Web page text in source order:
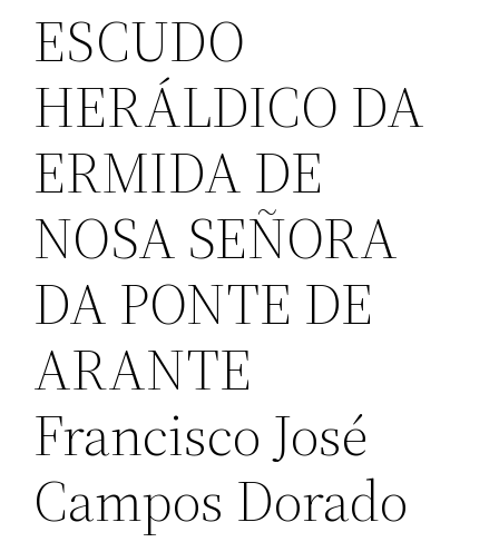
ESCUDO
HERÁLDICO DA
ERMIDA DE
NOSA SEÑORA
DA PONTE DE
ARANTE
Francisco José
Campos Dorado